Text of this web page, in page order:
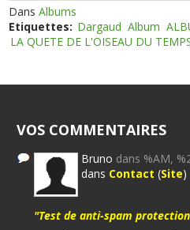
DansAlbums
Etiquettes: Dargaud Album
LA QUETE DE L'OISEAU DU
VOS COMMENTAIRES
Bruno dans %AM,
dans Contact (Site)
"Test de anti-spam